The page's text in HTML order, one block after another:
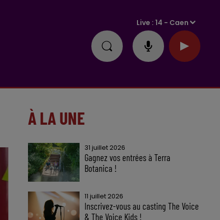
Live :14 - Caen
À LA UNE
31 juillet 2026
Gagnez vos entrées à Terra
Botanica !
11 juillet 2026
Inscrivez-vous au casting The Voice
& The Voice Kids !